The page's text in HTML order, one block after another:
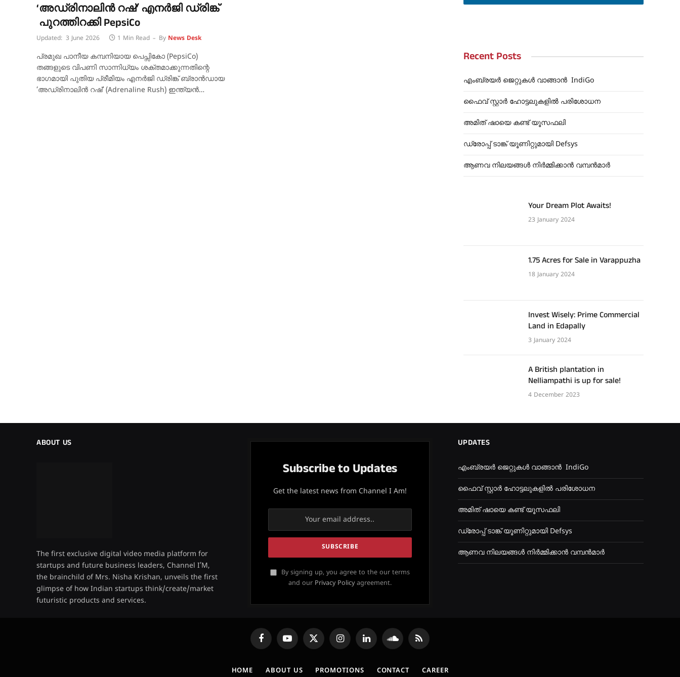
‘അഡ്രിനാലിൻ റഷ്’ എനർജി ഡ്രിങ്ക്
പുറത്തിറക്കി PepsiCo
Updated: 3 June 2026 1 Min Read By News Desk
പ്രമുഖ പാനീയ കമ്പനിയായ പെപ്സികോ (PepsiCo)
തങ്ങളുടെ വിപണി സാന്നിധ്യം ശക്തമാക്കുന്നതിന്റെ
ഭാഗമായി പുതിയ പ്രീമിയം എനർജി ഡ്രിങ്ക് ബ്രാൻഡായ
‘അഡ്രിനാലിൻ റഷ്’ (Adrenaline Rush) ഇന്ത്യൻ…
Recent Posts
എംബ്രയർ ജെറ്റുകൾ വാങ്ങാൻ IndiGo
ഫൈവ് സ്റ്റാർ ഹോട്ടലുകളിൽ ‌പരിശോധന
അമിത് ഷായെ കണ്ട് ‌യൂസഫലി
ഡ്രോപ്പ് ടാങ്ക് യൂണിറ്റുമായി Defsys
ആണവ നിലയങ്ങൾ നിർമ്മിക്കാൻ വമ്പൻമാർ
Your Dream Plot Awaits!
23 January 2024
1.75 Acres for Sale in Varappuzha
18 January 2024
Invest Wisely: Prime Commercial
Land in Edapally
3 January 2024
A British plantation in
Nelliampathi is up for sale!
4 December 2023
ABOUT US
The first exclusive digital video media platform for
startups and future business leaders, Channel I’M,
the brainchild of Mrs. Nisha Krishan, unveils the first
glimpse of how Indian startups think/create/market
futuristic products and services.
Subscribe to Updates
Get the latest news from Channel I Am!
By signing up, you agree to the our terms
and our Privacy Policyagreement.
UPDATES
എംബ്രയർ ജെറ്റുകൾ വാങ്ങാൻ IndiGo
ഫൈവ് സ്റ്റാർ ഹോട്ടലുകളിൽ ‌പരിശോധന
അമിത് ഷായെ കണ്ട് ‌യൂസഫലി
ഡ്രോപ്പ് ടാങ്ക് യൂണിറ്റുമായി Defsys
ആണവ നിലയങ്ങൾ നിർമ്മിക്കാൻ വമ്പൻമാർ
FacebookYouTubeX
(Twitter)
InstagramLinkedInSoundCloud
RSS
HOME ABOUT US PROMOTIONS CONTACT CAREER